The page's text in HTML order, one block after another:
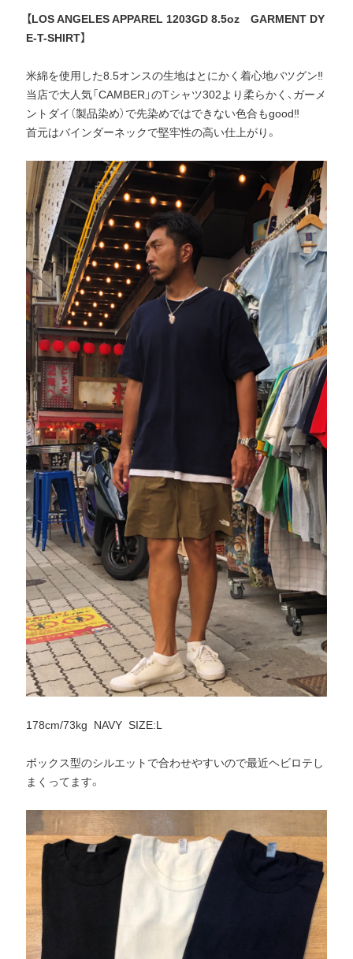
【LOS ANGELES APPAREL 1203GD 8.5oz GARMENT DY
E-T-SHIRT】
米綿を使用した8.5オンスの生地はとにかく着心地バツグン‼︎
当店で大人気「CAMBER」のTシャツ302より柔らかく、ガーメ
ントダイ（製品染め）で先染めではできない色合もgood‼︎
首元はバインダーネックで堅牢性の高い仕上がり。
178cm/73kg NAVY SIZE:L
ボックス型のシルエットで合わせやすいので最近ヘビロテし
まくってます。